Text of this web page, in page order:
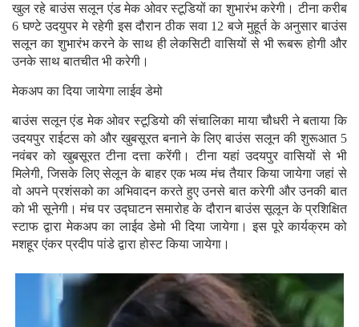
खुल रहे बाउंस सलून एंड मेक ओवर स्टूडियों का शुभारंभ करेगी। टीना करीब
6 घण्टे उदयुपर मे रहेगी इस दौरान ठीक सवा 12 बजे मुहूर्त के अनुसार बाउंस
सलून का शुभारंभ करने के साथ ही लेकसिटी वासियों से भी रूबरू होगी और
उनके साथ बातचीत भी करेगी।
मेकअप का दिया जायेगा लाईव डेमो
बाउंस सलून एंड मेक ओवर स्टूडियो की संचालिका माया चौधरी ने बताया कि
उदयपुर राईटस को और खुबसूरत बनाने के लिए बाउंस सलून की शुरूआत 5
नवंबर को खुबसूरत टीना दत्ता करेंगी। टीना यहां उदयपुर वासियों से भी
मिलेगी, जिसके लिए सेलून के बाहर एक भव्य मंच तैयार किया जायेगा जहां से
वो अपने प्रशंसको का अभिवादन करते हुए उनसे बात करेगी और उनकी बात
को भी सूनेगी। मंच पर उद्घाटन समारोह के दौरान बाउंस सूलून के प्रशिक्षित
स्टाफ द्वारा मेकअप का लाईव डेमो भी दिया जायेगा। इस पूरे कार्यक्रम को
मशहूर एंकर प्रदीप पांडे द्वारा होस्ट किया जायेगा।